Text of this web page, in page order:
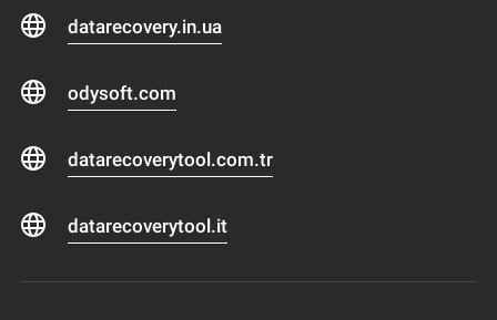
datarecovery.in.ua
odysoft.com
datarecoverytool.com.tr
datarecoverytool.it